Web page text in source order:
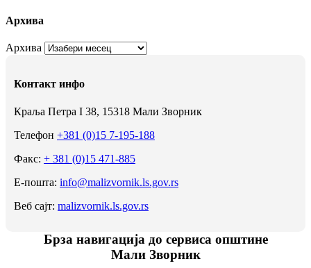
Архива
Архива
Контакт инфо
Краља Петра I 38, 15318 Мали Зворник
Телефон +381 (0)15 7-195-188
Факс: + 381 (0)15 471-885
Е-пошта: info@malizvornik.ls.gov.rs
Веб сајт: malizvornik.ls.gov.rs
Брза навигација до сервиса општине
Мали Зворник